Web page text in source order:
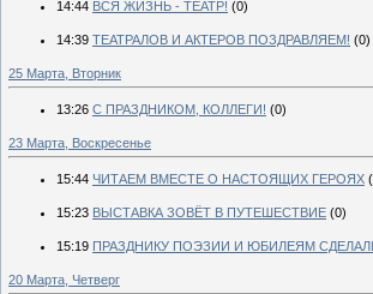
14:44 ВСЯ ЖИЗНЬ - ТЕАТР! (0)
14:39 ТЕАТРАЛОВ И АКТЕРОВ ПОЗДРАВЛЯЕМ! (0)
25 Марта, Вторник
13:26 С ПРАЗДНИКОМ, КОЛЛЕГИ! (0)
23 Марта, Воскресенье
15:44 ЧИТАЕМ ВМЕСТЕ О НАСТОЯЩИХ ГЕРОЯХ
15:23 ВЫСТАВКА ЗОВЁТ В ПУТЕШЕСТВИЕ (0)
15:19 ПРАЗДНИКУ ПОЭЗИИ И ЮБИЛЕЯМ
20 Марта, Четверг